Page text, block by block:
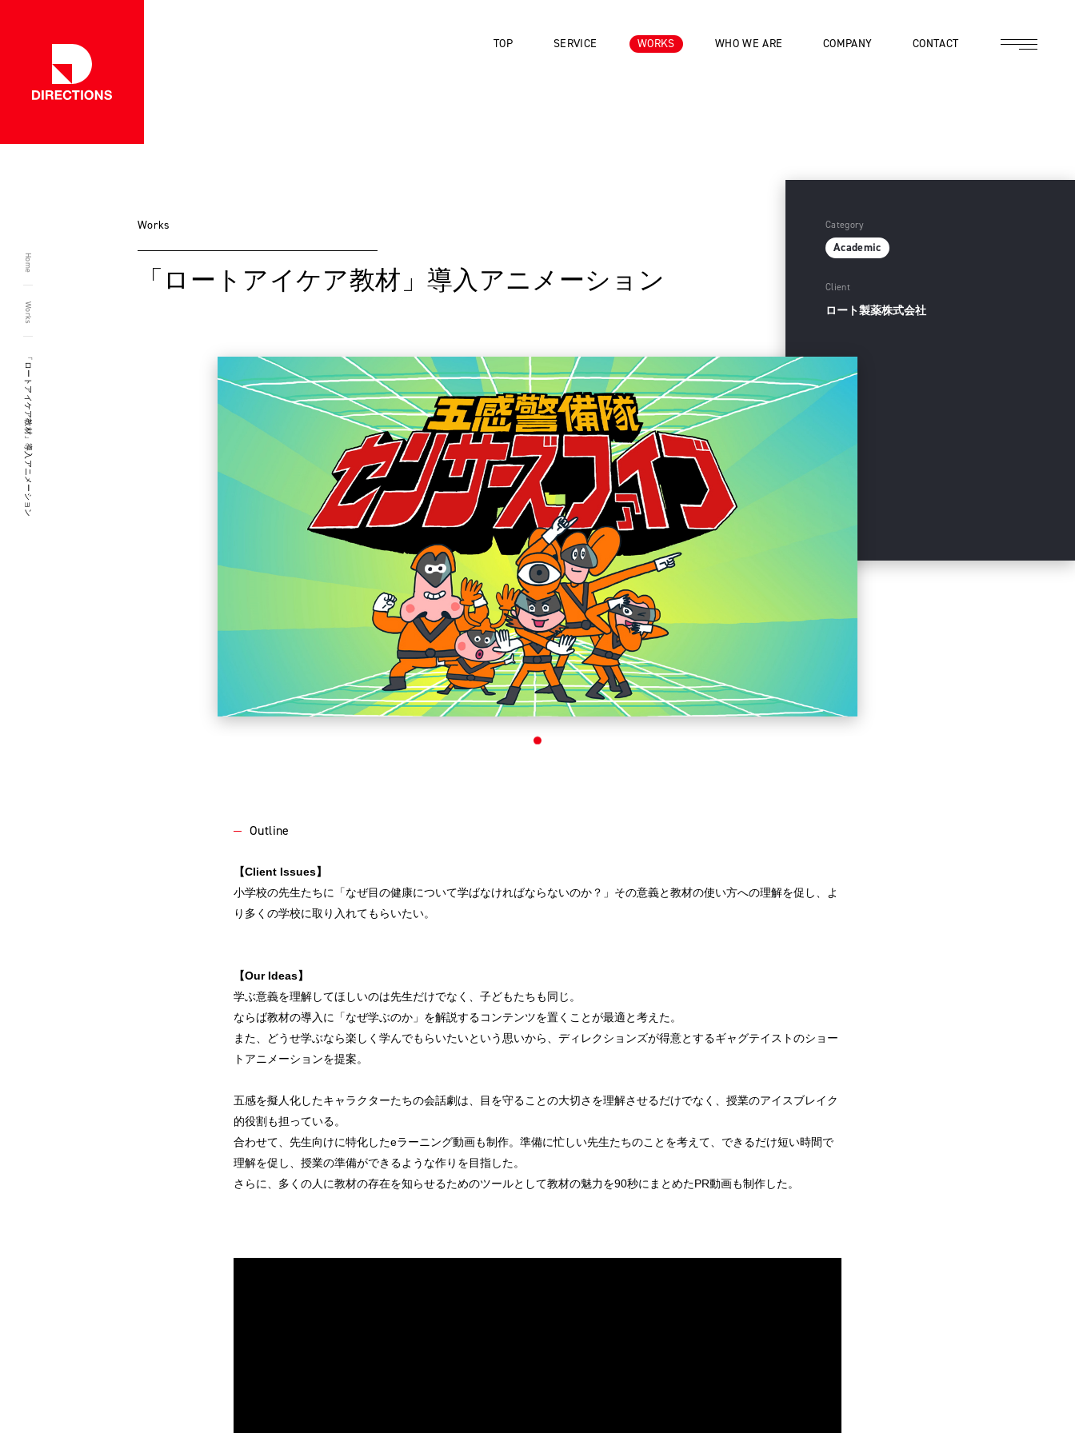
TOP SERVICE WORKS WHO WE ARE COMPANY CONTACT
Home
Works
「ロートアイケア教材」導入アニメーション
Works
「ロートアイケア教材」導入アニメーション
Category
Academic
Client
ロート製薬株式会社
Outline
【Client Issues】
小学校の先生たちに「なぜ目の健康について学ばなければならないのか？」その意義と教材の使い方への理解を促し、よ
り多くの学校に取り入れてもらいたい。
【Our Ideas】
学ぶ意義を理解してほしいのは先生だけでなく、子どもたちも同じ。
ならば教材の導入に「なぜ学ぶのか」を解説するコンテンツを置くことが最適と考えた。
また、どうせ学ぶなら楽しく学んでもらいたいという思いから、ディレクションズが得意とするギャグテイストのショー
トアニメーションを提案。
五感を擬人化したキャラクターたちの会話劇は、目を守ることの大切さを理解させるだけでなく、授業のアイスブレイク
的役割も担っている。
合わせて、先生向けに特化したeラーニング動画も制作。準備に忙しい先生たちのことを考えて、できるだけ短い時間で
理解を促し、授業の準備ができるような作りを目指した。
さらに、多くの人に教材の存在を知らせるためのツールとして教材の魅力を90秒にまとめたPR動画も制作した。